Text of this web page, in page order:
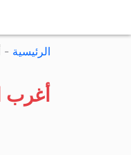
الرئيسية -
أغرب